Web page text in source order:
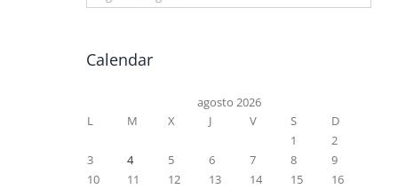
Calendar
agosto 2026
L
M X J V S
D
1
2
3
4 5 6 7 8
9
10
11 12 13 14 15
16